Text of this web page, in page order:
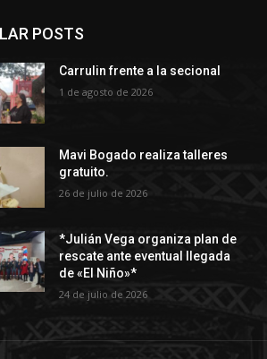
POSTS
Carrulin frente a la secional
1 de agosto de 2026
Mavi Bogado realiza talleres
gratuito.
26 de julio de 2026
*Julián Vega organiza plan de
rescate ante eventual llegada
de «El Niño»*
24 de julio de 2026